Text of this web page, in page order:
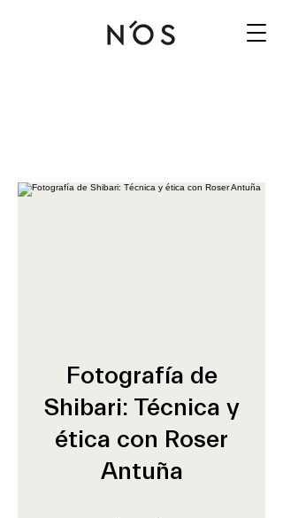
Fotografía de
Shibari: Técnica y
ética con Roser
Antuña